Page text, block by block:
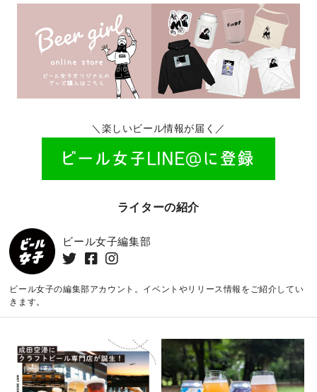
＼楽しいビール情報が届く／
ライターの紹介
ビール女子編集部
ビール女子の編集部アカウント。イベントやリリース情報をご紹介してい
きます。